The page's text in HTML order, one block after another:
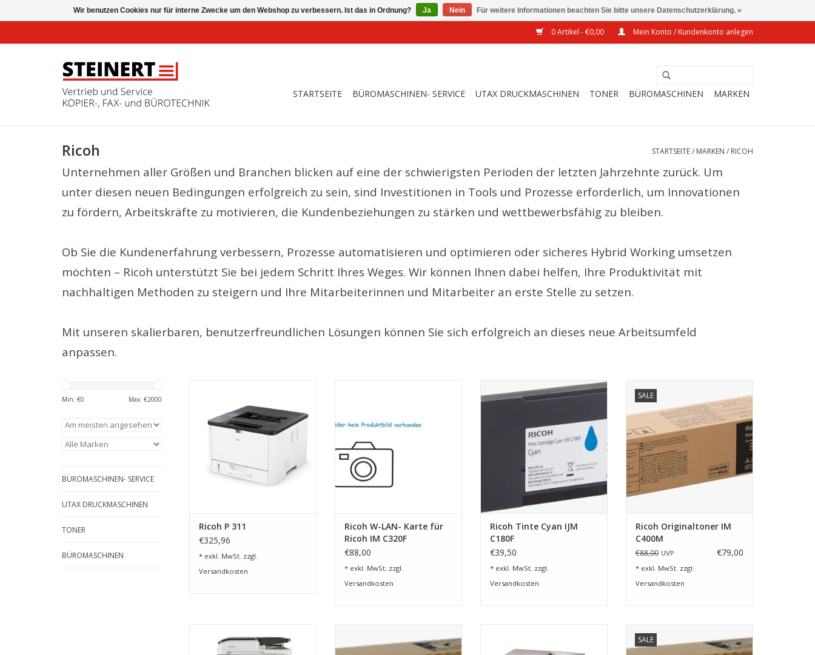
0 Artikel - €0,00 Mein Konto / Kundenkonto anlegen
STARTSEITE BÜROMASCHINEN- SERVICE UTAX DRUCKMASCHINEN TONER BÜROMASCHINEN MARKEN
Ricoh STARTSEITE/ MARKEN / RICOH
Unternehmen aller Größen und Branchen blicken auf eine der schwierigsten Perioden der letzten Jahrzehnte zurück. Um
unter diesen neuen Bedingungen erfolgreich zu sein, sind Investitionen in Tools und Prozesse erforderlich, um Innovationen
zu fördern, Arbeitskräfte zu motivieren, die Kundenbeziehungen zu stärken und wettbewerbsfähig zu bleiben.
Ob Sie die Kundenerfahrung verbessern, Prozesse automatisieren und optimieren oder sicheres Hybrid Working umsetzen
möchten – Ricoh unterstützt Sie bei jedem Schritt Ihres Weges. Wir können Ihnen dabei helfen, Ihre Produktivität mit
nachhaltigen Methoden zu steigern und Ihre Mitarbeiterinnen und Mitarbeiter an erste Stelle zu setzen.
Mit unseren skalierbaren, benutzerfreundlichen Lösungen können Sie sich erfolgreich an dieses neue Arbeitsumfeld
anpassen.
Min: €0 Max: €2000
BÜROMASCHINEN- SERVICE
UTAX DRUCKMASCHINEN
TONER
BÜROMASCHINEN
ZUM WARENKORB HINZUFÜGEN
Ricoh P 311
€325,96
* exkl. MwSt. zzgl.
Versandkosten
Ricoh W-LAN- Karte für
Ricoh IM C320F
€88,00
* exkl. MwSt. zzgl.
Versandkosten
Tinte Cyan IJM C180F
ZUM WARENKORB HINZUFÜGEN
Ricoh Tinte Cyan IJM
C180F
€39,50
* exkl. MwSt. zzgl.
Versandkosten
SALE
ZUM WARENKORB HINZUFÜGEN
Ricoh Originaltoner IM
C400M
€88,00 UVP €79,00
* exkl. MwSt. zzgl.
Versandkosten
Format DIN A3?
C3010/ 3510
SALE4510A, 5510A und 6010
Wir benutzen Cookies nur für interne Zwecke um den Webshop zu verbessern. Ist das in Ordnung? Ja Nein Für weitere Informationen beachten Sie bitte unsere Datenschutzerklärung. »